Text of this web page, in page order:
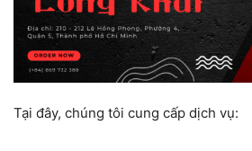
Tại đây, chúng tôi cung cấp dịch vụ: